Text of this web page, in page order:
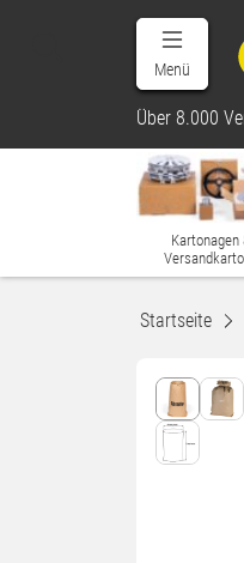
Menü
Über 8.000
Kartonagen
Startseite